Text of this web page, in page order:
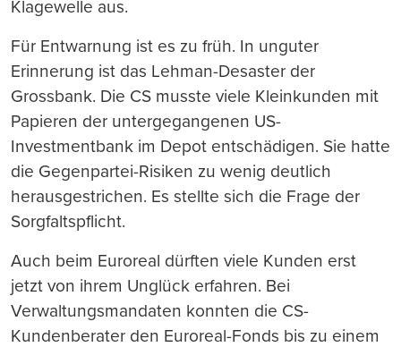
Klagewelle aus.
Für Entwarnung ist es zu früh. In unguter
Erinnerung ist das Lehman-Desaster der
Grossbank. Die CS musste viele Kleinkunden mit
Papieren der untergegangenen US-
Investmentbank im Depot entschädigen. Sie hatte
die Gegenpartei-Risiken zu wenig deutlich
herausgestrichen. Es stellte sich die Frage der
Sorgfaltspflicht.
Auch beim Euroreal dürften viele Kunden erst
jetzt von ihrem Unglück erfahren. Bei
Verwaltungsmandaten konnten die CS-
Kundenberater den Euroreal-Fonds bis zu einem